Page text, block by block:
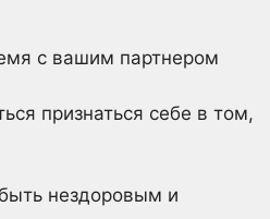
с вашим партнером
признаться себе в том,
нездоровым и